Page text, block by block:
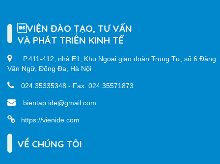
VIỆN ĐÀO TẠO, TƯ VẤN
VÀ PHÁT TRIỂN KINH TẾ
P.411-412, nhà E1, Khu Ngoại giao đoàn Trung Tự, số 6 Đặng
Văn Ngữ, Đống Đa, Hà Nội
024.35335348 - Fax: 024.35571873
bientap.ide@gmail.com
https://vienide.com
VỀ CHÚNG TÔI